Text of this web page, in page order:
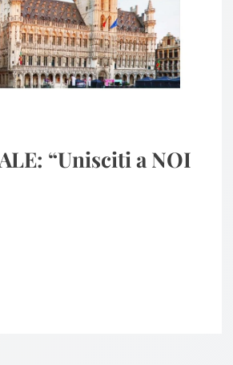
“Unisciti a NOI